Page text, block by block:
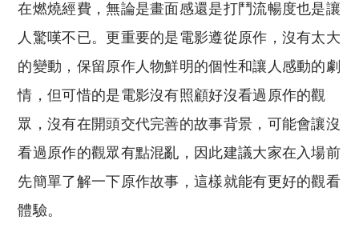
在燃燒經費，無論是畫面感還是打鬥流暢度也是讓
人驚嘆不已。更重要的是電影遵從原作，沒有太大
的變動，保留原作人物鮮明的個性和讓人感動的劇
情，但可惜的是電影沒有照顧好沒看過原作的觀
眾，沒有在開頭交代完善的故事背景，可能會讓沒
看過原作的觀眾有點混亂，因此建議大家在入場前
先簡單了解一下原作故事，這樣就能有更好的觀看
體驗。